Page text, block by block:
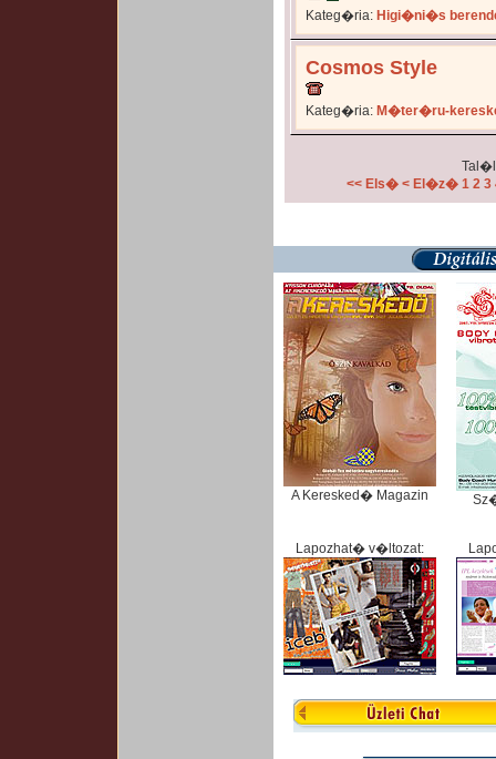
Kateg�ria: Higi�ni�s
Cosmos Style
Kateg�ria: M�ter�ru-
<< Els� < El�z� 1 2 3
A Keresked� Magazin
Lapozhat� v�ltozat: